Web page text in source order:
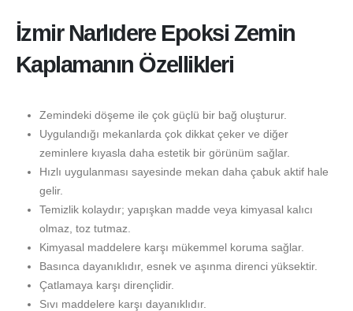
İzmir Narlıdere Epoksi Zemin
Kaplamanın Özellikleri
Zemindeki döşeme ile çok güçlü bir bağ oluşturur.
Uygulandığı mekanlarda çok dikkat çeker ve diğer
zeminlere kıyasla daha estetik bir görünüm sağlar.
Hızlı uygulanması sayesinde mekan daha çabuk aktif hale
gelir.
Temizlik kolaydır; yapışkan madde veya kimyasal kalıcı
olmaz, toz tutmaz.
Kimyasal maddelere karşı mükemmel koruma sağlar.
Basınca dayanıklıdır, esnek ve aşınma direnci yüksektir.
Çatlamaya karşı dirençlidir.
Sıvı maddelere karşı dayanıklıdır.